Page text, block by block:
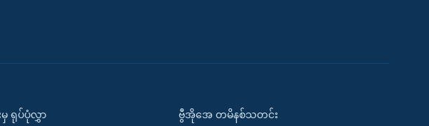
းမှ ရုပ်ပုံလွှာ ဗွီအိုအေ တမိနစ်သတင်း